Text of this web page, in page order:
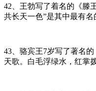
42、王勃写了着名的《滕
共长天一色”是其中最有名
43、骆宾王7岁写了著名
天歌。白毛浮绿水，红掌